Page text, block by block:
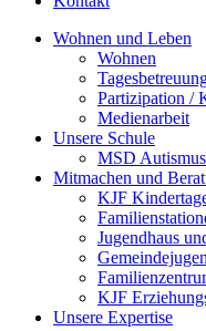
Wohnen und Leben
Wohnen
Partizipation /
Medienarbeit
Unsere Schule
MSD Autismus
Mitmachen und
KJF
Jugendhaus
KJF
Unsere Expertise